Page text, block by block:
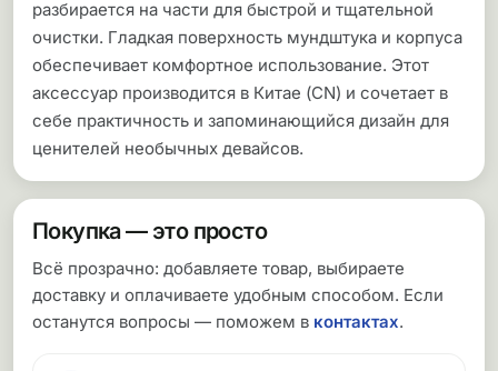
разбирается на части для быстрой и тщательной
очистки. Гладкая поверхность мундштука и корпуса
обеспечивает комфортное использование. Этот
аксессуар производится в Китае (CN) и сочетает в
себе практичность и запоминающийся дизайн для
ценителей необычных девайсов.
Покупка — это просто
Всё прозрачно: добавляете товар, выбираете
доставку и оплачиваете удобным способом. Если
останутся вопросы — поможем в контактах.